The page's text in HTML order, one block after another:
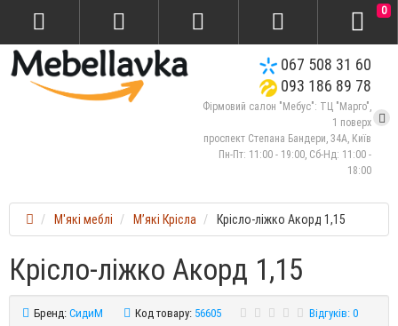
067 508 31 60
093 186 89 78
Фірмовий салон "Мебус": ТЦ "Марго",
1 поверх
проспект Степана Бандери, 34А, Київ
Пн-Пт: 11:00 - 19:00, Сб-Нд: 11:00 -
18:00
0
М'які меблі М’які Крісла Крісло-ліжко Акорд 1,15
Крісло-ліжко Акорд 1,15
Бренд:СидиМ Код товару: 56605 Відгуків: 0